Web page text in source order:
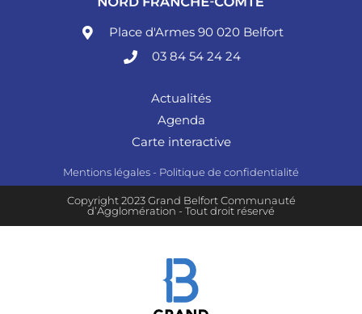
Place d'Armes 90 020 Belfort
03 84 54 24 24
Actualités
Agenda
Carte interactive
Mentions légales - Politique de confidentialité
Copyright 2023 Grand Belfort Communauté
d’Agglomération - Tout droit réservé